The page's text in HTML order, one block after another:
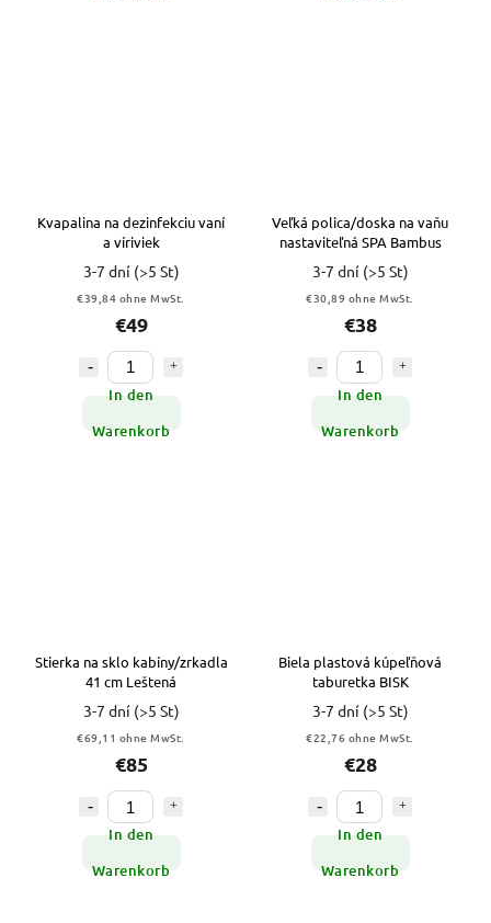
Kvapalina na dezinfekciu vaní
a víriviek
3-7 dní (>5 St)
€39,84 ohne MwSt.
€49
In den
Warenkorb
Veľká polica/doska na vaňu
nastaviteľná SPA Bambus
3-7 dní (>5 St)
€30,89 ohne MwSt.
€38
In den
Warenkorb
Stierka na sklo kabíny/zrkadla
41 cm Leštená
3-7 dní (>5 St)
€69,11 ohne MwSt.
€85
In den
Warenkorb
Biela plastová kúpeľňová
taburetka BISK
3-7 dní (>5 St)
€22,76 ohne MwSt.
€28
In den
Warenkorb